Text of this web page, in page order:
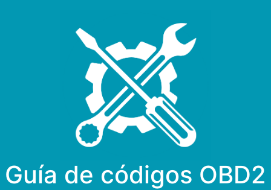
Guía de códigos OBD2